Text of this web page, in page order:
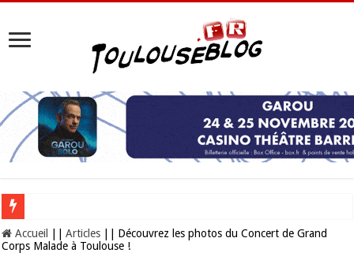
Les Nocturnes de la Cité de l’espace 2026 : l’événement incontournable de
Accueil Articles
Découvrez les photos du Concert de Grand
Corps Malade à Toulouse !